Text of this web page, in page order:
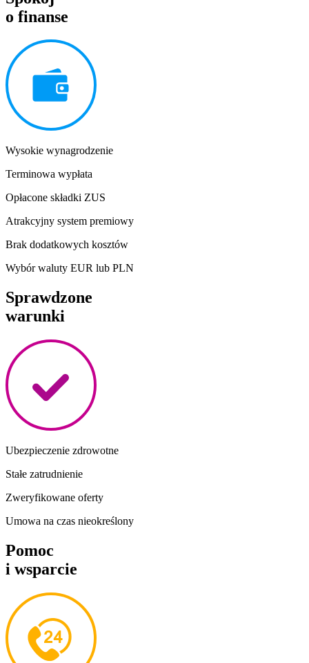
o finanse
Wysokie wynagrodzenie
Terminowa wypłata
Opłacone składki ZUS
Atrakcyjny system premiowy
Brak dodatkowych kosztów
Wybór waluty EUR lub PLN
Sprawdzone
warunki
Ubezpieczenie zdrowotne
Stałe zatrudnienie
Zweryfikowane oferty
Umowa na czas nieokreślony
Pomoc
i wsparcie